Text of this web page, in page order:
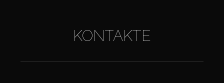
KONTAKTE